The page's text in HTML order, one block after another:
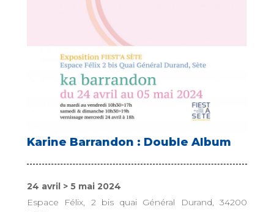
Karine Barrandon : Double Album
24 avril > 5 mai 2024
Espace Félix, 2 bis quai Général Durand, 34200